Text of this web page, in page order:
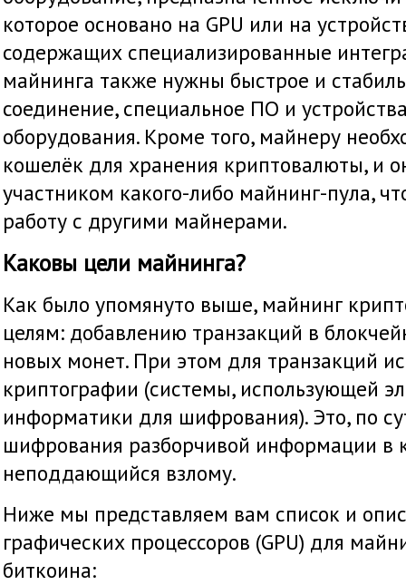
которое основано на GPU или на
содержащих специализированные
майнинга также нужны быстрое и
соединение, специальное ПО и
оборудования. Кроме того, майнеру
кошелёк для хранения криптовалюты, и
участником какого-либо майнинг-пула,
работу с другими майнерами.
Каковы цели майнинга?
Как было упомянуто выше, майнинг
целям: добавлению транзакций в
новых монет. При этом для транзакций
криптографии (системы, использующей
информатики для шифрования). Это, по
шифрования разборчивой информации в
неподдающийся взлому.
Ниже мы представляем вам список и
графических процессоров (GPU) для
биткоина: